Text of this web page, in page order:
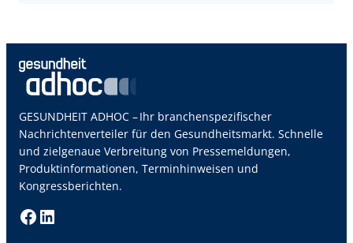
GESUNDHEIT ADHOC – Ihr branchenspezifischer
Nachrichtenverteiler für den Gesundheitsmarkt. Schnelle
und zielgenaue Verbreitung von Pressemeldungen,
Produktinformationen, Terminhinweisen und
Kongressberichten.
Facebook LinkedIn